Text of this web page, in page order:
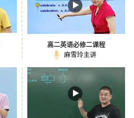
高二英语必修二课程
麻雪玲主讲